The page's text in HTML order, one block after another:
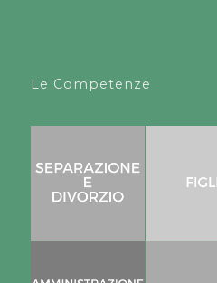
Le Competenze